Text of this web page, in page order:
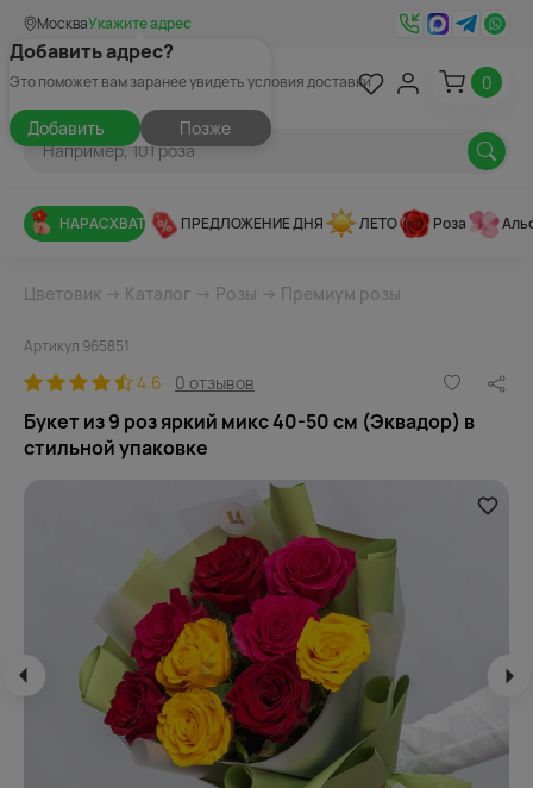
МоскваУкажите адрес
Добавить адрес?
Это поможет вам заранее увидеть условия доставки
Добавить Позже
0
НАРАСХВАТ ПРЕДЛОЖЕНИЕ ДНЯ ЛЕТО Роза
Цветовик → Каталог → Розы → Премиум розы
Артикул 965851
4.6 0 отзывов
Букет из 9 роз яркий микс 40-50 см (Эквадор) в
стильной упаковке